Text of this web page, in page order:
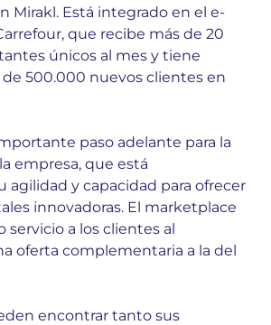
Mirakl. Está integrado en el e-
que recibe más de 20
únicos al mes y tiene
500.000 nuevos clientes en
paso adelante para la
empresa, que está
agilidad y capacidad para ofrecer
innovadoras. El marketplace
servicio a los clientes al
oferta complementaria a la del
encontrar tanto sus